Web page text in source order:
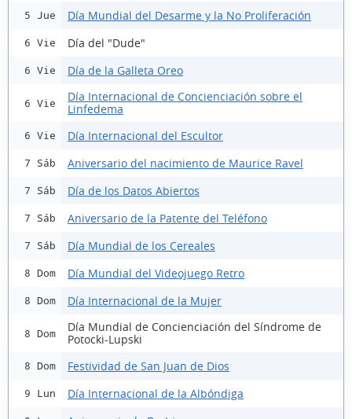
5 Jue Día Mundial del Desarme y la No Proliferación
6 Vie Día del "Dude"
6 Vie Día de la Galleta Oreo
6 Vie
Día Internacional de Concienciación sobre el
Linfedema
6 Vie Día Internacional del Escultor
7 Sáb Aniversario del nacimiento de Maurice Ravel
7 Sáb Día de los Datos Abiertos
7 Sáb Aniversario de la Patente del Teléfono
7 Sáb Día Mundial de los Cereales
8 Dom Día Mundial del Videojuego Retro
8 Dom Día Internacional de la Mujer
8 Dom
Día Mundial de Concienciación del Síndrome de
Potocki-Lupski
8 Dom Festividad de San Juan de Dios
9 Lun Día Internacional de la Albóndiga